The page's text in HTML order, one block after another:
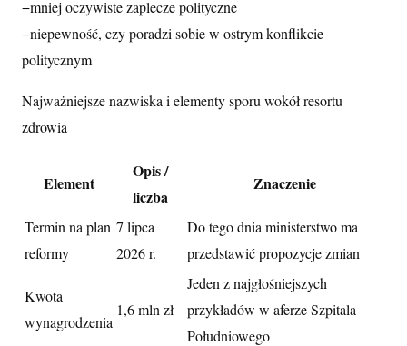
−mniej oczywiste zaplecze polityczne
−niepewność, czy poradzi sobie w ostrym konflikcie
politycznym
Najważniejsze nazwiska i elementy sporu wokół resortu
zdrowia
Element
Opis /
liczba
Znaczenie
Termin na plan
reformy
7 lipca
2026 r.
Do tego dnia ministerstwo ma
przedstawić propozycje zmian
Kwota
wynagrodzenia
1,6 mln zł
Jeden z najgłośniejszych
przykładów w aferze Szpitala
Południowego